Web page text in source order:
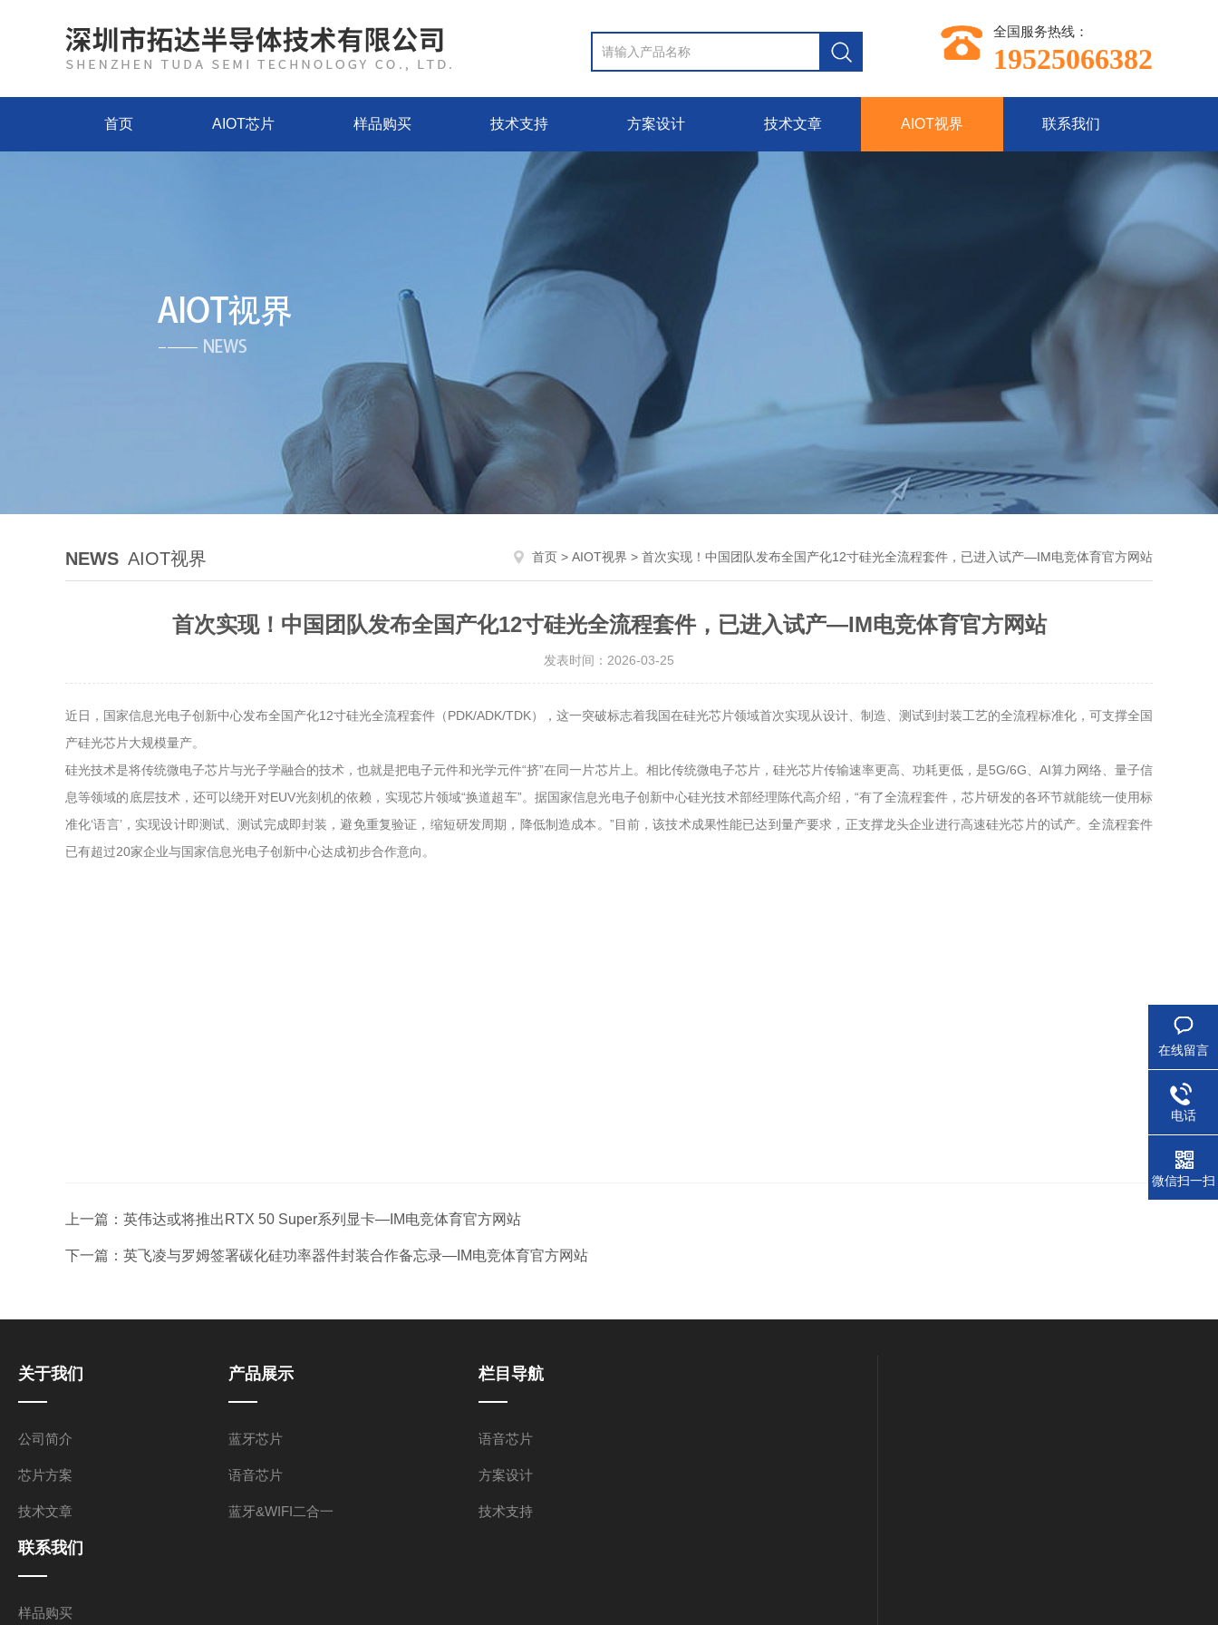
全国服务热线：
19525066382
首页 AIOT芯片 样品购买 技术支持 方案设计 技术文章 AIOT视界 联系我们
NEWS AIOT视界 首页 > AIOT视界 > 首次实现！中国团队发布全国产化12寸硅光全流程套件，已进入试产—IM电竞体育官方网站
首次实现！中国团队发布全国产化12寸硅光全流程套件，已进入试产—IM电竞体育官方网站
发表时间：2026-03-25
近日，国家信息光电子创新中心发布全国产化12寸硅光全流程套件（PDK/ADK/TDK），这一突破标志着我国在硅光芯片领域首次实现从设计、制造、测试到封装工艺的全流程标准化，可支撑全国
产硅光芯片大规模量产。
硅光技术是将传统微电子芯片与光子学融合的技术，也就是把电子元件和光学元件“挤”在同一片芯片上。相比传统微电子芯片，硅光芯片传输速率更高、功耗更低，是5G/6G、AI算力网络、量子信
息等领域的底层技术，还可以绕开对EUV光刻机的依赖，实现芯片领域“换道超车”。据国家信息光电子创新中心硅光技术部经理陈代高介绍，“有了全流程套件，芯片研发的各环节就能统一使用标
准化‘语言’，实现设计即测试、测试完成即封装，避免重复验证，缩短研发周期，降低制造成本。”目前，该技术成果性能已达到量产要求，正支撑龙头企业进行高速硅光芯片的试产。全流程套件
已有超过20家企业与国家信息光电子创新中心达成初步合作意向。
上一篇： 英伟达或将推出RTX 50 Super系列显卡—IM电竞体育官方网站
下一篇： 英飞凌与罗姆签署碳化硅功率器件封装合作备忘录—IM电竞体育官方网站
关于我们
公司简介
芯片方案
技术文章
产品展示
蓝牙芯片
语音芯片
蓝牙&WIFI二合一
栏目导航
语音芯片
方案设计
技术支持
联系我们
样品购买
在线留言
电话
微信扫一扫